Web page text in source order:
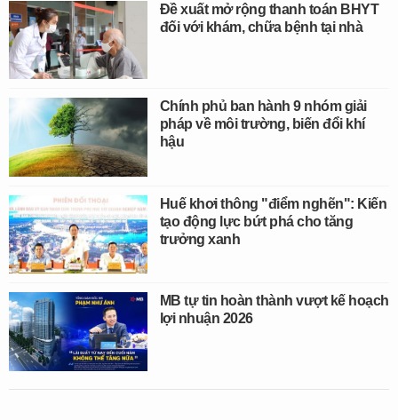
Đề xuất mở rộng thanh toán BHYT
đối với khám, chữa bệnh tại nhà
Chính phủ ban hành 9 nhóm giải
pháp về môi trường, biến đổi khí
hậu
Huế khơi thông "điểm nghẽn": Kiến
tạo động lực bứt phá cho tăng
trưởng xanh
MB tự tin hoàn thành vượt kế hoạch
lợi nhuận 2026